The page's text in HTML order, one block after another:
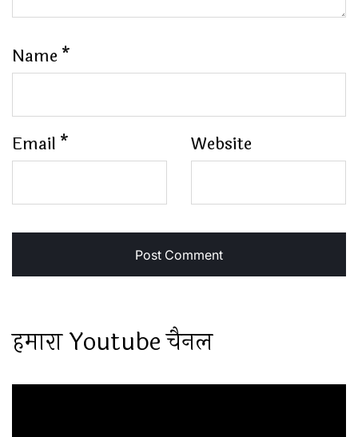
Name *
Email * Website
हमारा Youtube चैनल